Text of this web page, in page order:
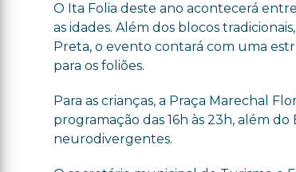
O Ita Folia deste ano acontecerá
as idades. Além dos blocos
Preta, o evento contará com uma
para os foliões.
Para as crianças, a Praça Marechal
programação das 16h às 23h, além
neurodivergentes.